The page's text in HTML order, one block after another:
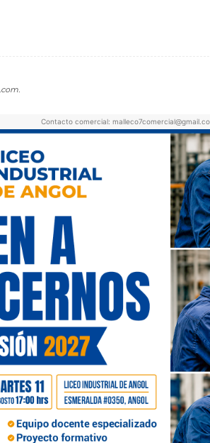
Contacto comercial: